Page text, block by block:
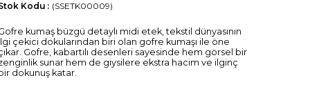
(SSETK00009)
Kodu
kumaş büzgü detaylı midi etek, tekstil dünyasının
çekici dokularından biri olan gofre kumaşı ile öne
Gofre, kabartılı desenleri sayesinde hem görsel bir
sunar hem de giysilere ekstra hacim ve ilginç
bir dokunuş katar.